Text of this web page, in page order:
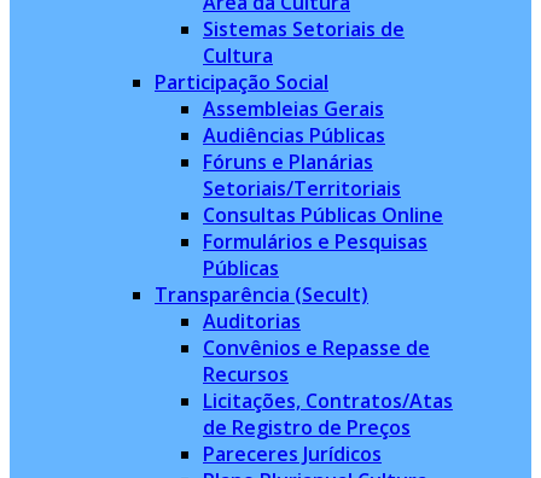
Sistemas Setoriais de
Cultura
Participação Social
Assembleias Gerais
Audiências Públicas
Fóruns e Planárias
Setoriais/Territoriais
Consultas Públicas Online
Formulários e Pesquisas
Públicas
Transparência (Secult)
Auditorias
Convênios e Repasse de
Recursos
Licitações, Contratos/Atas
de Registro de Preços
Pareceres Jurídicos